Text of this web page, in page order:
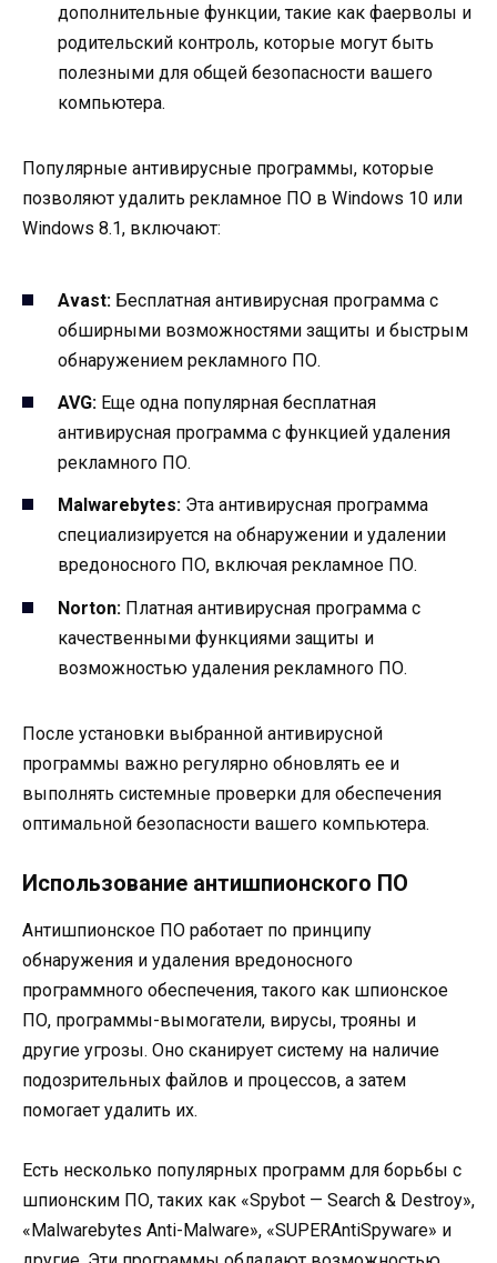
дополнительные функции, такие как фаерволы и
родительский контроль, которые могут быть
полезными для общей безопасности вашего
компьютера.
Популярные антивирусные программы, которые
позволяют удалить рекламное ПО в Windows 10 или
Windows 8.1, включают:
Avast: Бесплатная антивирусная программа с
обширными возможностями защиты и быстрым
обнаружением рекламного ПО.
AVG: Еще одна популярная бесплатная
антивирусная программа с функцией удаления
рекламного ПО.
Malwarebytes: Эта антивирусная программа
специализируется на обнаружении и удалении
вредоносного ПО, включая рекламное ПО.
Norton: Платная антивирусная программа с
качественными функциями защиты и
возможностью удаления рекламного ПО.
После установки выбранной антивирусной
программы важно регулярно обновлять ее и
выполнять системные проверки для обеспечения
оптимальной безопасности вашего компьютера.
Использование антишпионского ПО
Антишпионское ПО работает по принципу
обнаружения и удаления вредоносного
программного обеспечения, такого как шпионское
ПО, программы-вымогатели, вирусы, трояны и
другие угрозы. Оно сканирует систему на наличие
подозрительных файлов и процессов, а затем
помогает удалить их.
Есть несколько популярных программ для борьбы с
шпионским ПО, таких как «Spybot — Search & Destroy»,
«Malwarebytes Anti-Malware», «SUPERAntiSpyware» и